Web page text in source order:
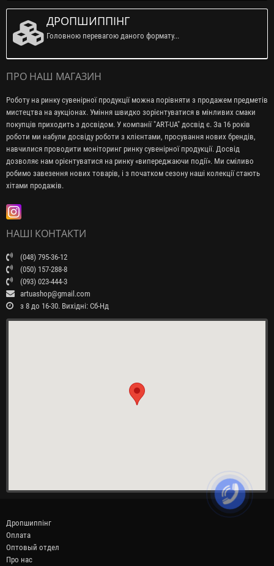
ДРОПШИППІНГ
Головною перевагою даного формату...
ПРО НАШ МАГАЗИН
Роботу на ринку сувенірної продукції можна порівняти з продажем предметів
мистецтва на аукціонах. Уміння швидко зорієнтуватися в мінливих смаки
покупців приходить з досвідом. У компанії "ART-UA" досвід є. За 16 років
роботи ми набули досвіду роботи з клієнтами, просування нових брендів,
навчилися проводити моніторинг ринку сувенірної продукції. Досвід
дозволяє нам орієнтуватися на ринку «випереджаючи події». Ми сміливо
робимо завезення нових товарів, і з початком сезону наші колекції стають
хітами продажів.
НАШІ КОНТАКТИ
(048) 795-36-12
(050) 157-288-8
(093) 023-444-3
artuashop@gmail.com
з 8 до 16-30. Вихідні: Сб-Нд
Дропшиппінг
Оплата
Оптовый отдел
Про нас